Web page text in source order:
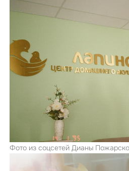
Фото из соцсетей Дианы